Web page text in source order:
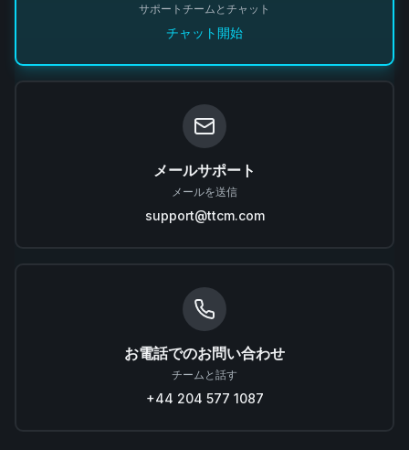
サポートチームとチャット
チャット開始
メールサポート
メールを送信
support@ttcm.com
お電話でのお問い合わせ
チームと話す
+44 204 577 1087